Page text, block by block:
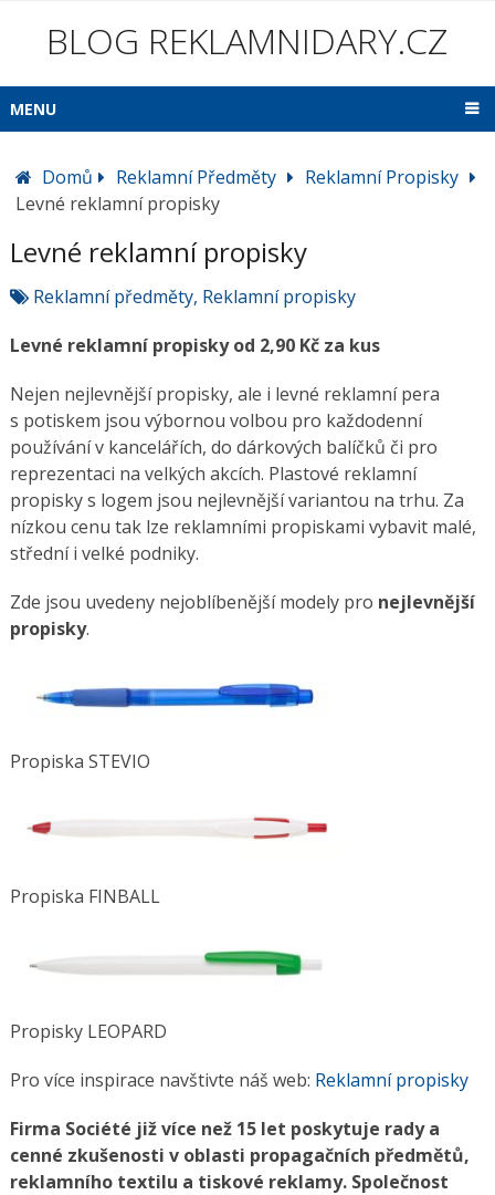
BLOG REKLAMNIDARY.CZ
MENU
Domů Reklamní Předměty
Reklamní Propisky
Levné reklamní propisky
Levné reklamní propisky
Reklamní předměty, Reklamní propisky
Levné reklamní propisky od 2,90 Kč za kus
Nejen nejlevnější propisky, ale i levné reklamní pera
s potiskem jsou výbornou volbou pro každodenní
používání v kancelářích, do dárkových balíčků či pro
reprezentaci na velkých akcích. Plastové reklamní
propisky s logem jsou nejlevnější variantou na trhu. Za
nízkou cenu tak lze reklamními propiskami vybavit malé,
střední i velké podniky.
Zde jsou uvedeny nejoblíbenější modely pro nejlevnější
propisky.
Propiska STEVIO
Propiska FINBALL
Propisky LEOPARD
Pro více inspirace navštivte náš web: Reklamní propisky
Firma Société již více než 15 let poskytuje rady a
cenné zkušenosti v oblasti propagačních předmětů,
reklamního textilu a tiskové reklamy. Společnost